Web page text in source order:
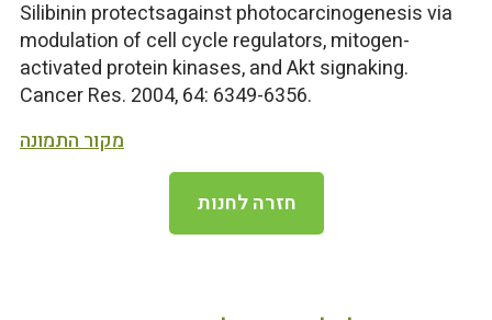
Silibinin protectsagainst photocarcinogenesis via
modulation of cell cycle regulators, mitogen-
activated protein kinases, and Akt signaking.
Cancer Res. 2004, 64: 6349-6356.
מקור התמונה
חזרה לחנות